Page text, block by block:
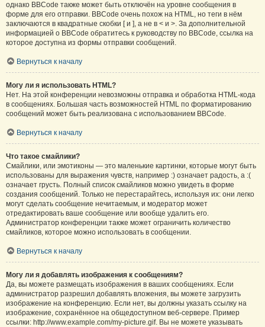
однако BBCode также может быть отключён на уровне сообщения в
форме для его отправки. BBCode очень похож на HTML, но теги в нём
заключаются в квадратные скобки [ и ], а не в < и >. За дополнительной
информацией о BBCode обратитесь к руководству по BBCode, ссылка на
которое доступна из формы отправки сообщений.
Вернуться к началу
Могу ли я использовать HTML?
Нет. На этой конференции невозможны отправка и обработка HTML-кода
в сообщениях. Большая часть возможностей HTML по форматированию
сообщений может быть реализована с использованием BBCode.
Вернуться к началу
Что такое смайлики?
Смайлики, или эмотиконы — это маленькие картинки, которые могут быть
использованы для выражения чувств, например :) означает радость, а :(
означает грусть. Полный список смайликов можно увидеть в форме
создания сообщений. Только не перестарайтесь, используя их: они легко
могут сделать сообщение нечитаемым, и модератор может
отредактировать ваше сообщение или вообще удалить его.
Администратор конференции также может ограничить количество
смайликов, которое можно использовать в сообщении.
Вернуться к началу
Могу ли я добавлять изображения к сообщениям?
Да, вы можете размещать изображения в ваших сообщениях. Если
администратор разрешил добавлять вложения, вы можете загрузить
изображение на конференцию. Если нет, вы должны указать ссылку на
изображение, сохранённое на общедоступном веб-сервере. Пример
ссылки: http://www.example.com/my-picture.gif. Вы не можете указывать